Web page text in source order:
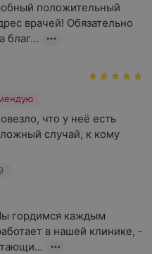
положительный
врачей! Обязательно
благ...
что у неё есть
случай, к кому
гордимся каждым
в нашей клинике, -